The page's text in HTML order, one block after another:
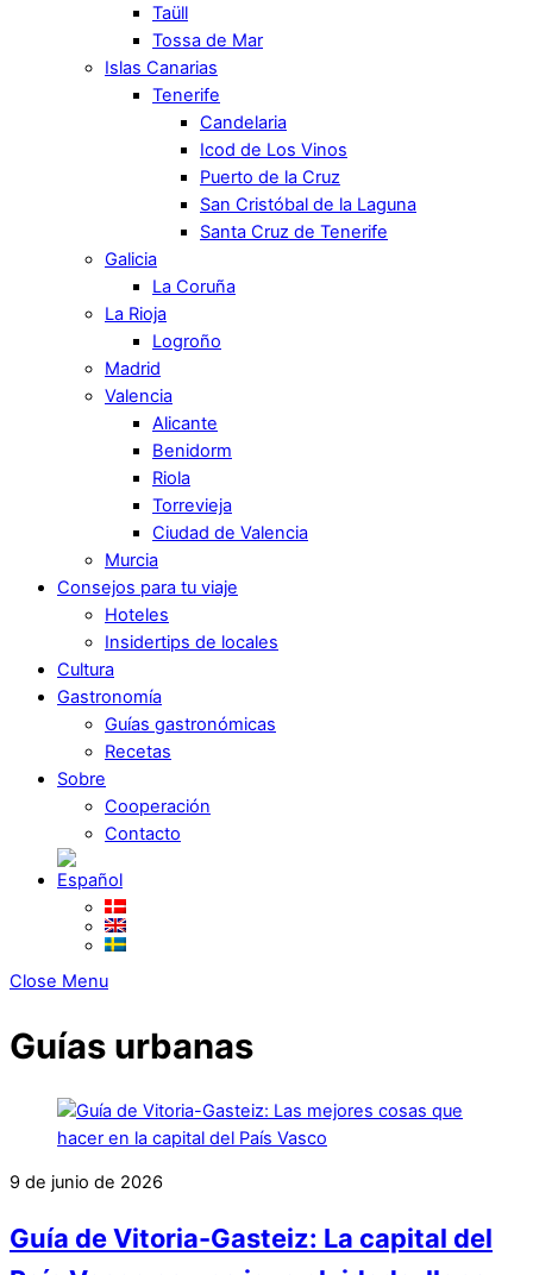
Taüll
Tossa de Mar
Islas Canarias
Tenerife
Candelaria
Icod de Los Vinos
Puerto de la Cruz
San Cristóbal de la Laguna
Santa Cruz de Tenerife
Galicia
La Coruña
La Rioja
Logroño
Madrid
Valencia
Alicante
Benidorm
Riola
Torrevieja
Ciudad de Valencia
Murcia
Consejos para tu viaje
Hoteles
Insidertips de locales
Cultura
Gastronomía
Guías gastronómicas
Recetas
Sobre
Cooperación
Contacto
Close Menu
Guías urbanas
9 de junio de 2026
Guía de Vitoria-Gasteiz: La capital del